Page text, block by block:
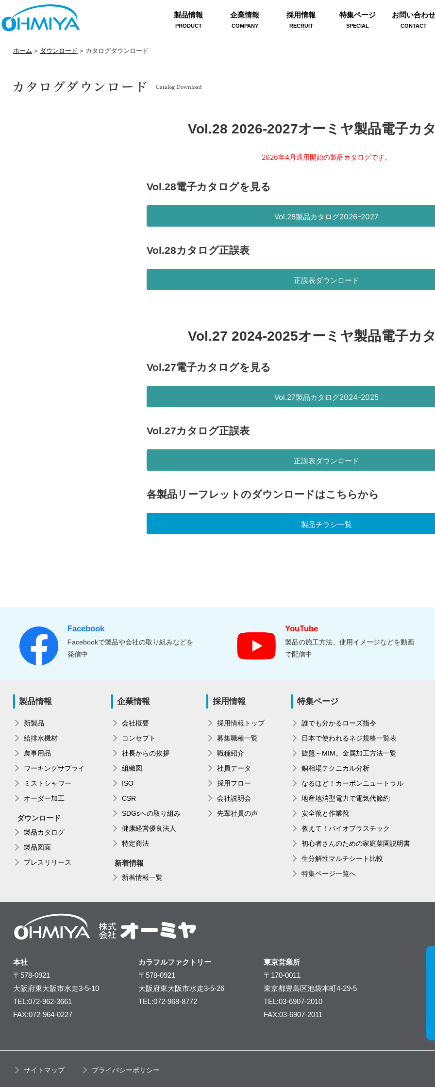
製品情報
PRODUCT
企業情報
COMPANY
採用情報
RECRUIT
特集ページ
SPECIAL
お問い合わせ
CONTACT
ホーム > ダウンロード > カタログダウンロード
Vol.28 2026-2027オーミヤ製品電子カ
2026年4月適用開始の製品カタログです。
Vol.28電子カタログを見る
Vol.28製品カタログ2026-2027
Vol.28カタログ正誤表
正誤表ダウンロード
Vol.27 2024-2025オーミヤ製品電子カ
Vol.27電子カタログを見る
Vol.27製品カタログ2024-2025
Vol.27カタログ正誤表
正誤表ダウンロード
各製品リーフレットのダウンロードはこちらから
製品チラシ一覧
Facebook
Facebookで製品や会社の取り組みなどを
発信中
YouTube
製品の施工方法、使用イメージなどを動画
で配信中
製品情報
新製品
給排水機材
農事用品
ワーキングサプライ
ミストシャワー
オーダー加工
ダウンロード
製品カタログ
製品図面
プレスリリース
企業情報
会社概要
コンセプト
社長からの挨拶
組織図
ISO
CSR
SDGsへの取り組み
健康経営優良法人
特定商法
新着情報
新着情報一覧
採用情報
採用情報トップ
募集職種一覧
職種紹介
社員データ
採用フロー
会社説明会
先輩社員の声
特集ページ
誰でも分かるローズ指令
日本で使われるネジ規格一覧表
旋盤～MIM。金属加工方法一覧
銅相場テクニカル分析
なるほど！カーボンニュートラル
地産地消型電力で電気代節約
安全靴と作業靴
教えて！バイオプラスチック
初心者さんのための家庭菜園説明書
生分解性マルチシート比較
特集ページ一覧へ
本社
〒578-0921
大阪府東大阪市水走3-5-10
TEL:072-962-3661
FAX:072-964-0227
カラフルファクトリー
〒578-0921
大阪府東大阪市水走3-5-26
TEL:072-968-8772
東京営業所
〒170-0011
東京都豊島区池袋本町4-29-5
TEL:03-6907-2010
FAX:03-6907-2011
サイトマップ プライバシーポリシー